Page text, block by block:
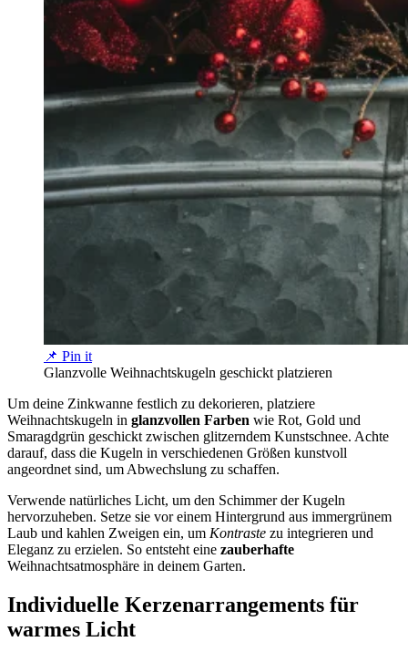
📌 Pin it
Glanzvolle Weihnachtskugeln geschickt platzieren
Um deine Zinkwanne festlich zu dekorieren, platziere
Weihnachtskugeln in glanzvollen Farben wie Rot, Gold und
Smaragdgrün geschickt zwischen glitzerndem Kunstschnee. Achte
darauf, dass die Kugeln in verschiedenen Größen kunstvoll
angeordnet sind, um Abwechslung zu schaffen.
Verwende natürliches Licht, um den Schimmer der Kugeln
hervorzuheben. Setze sie vor einem Hintergrund aus immergrünem
Laub und kahlen Zweigen ein, um Kontraste zu integrieren und
Eleganz zu erzielen. So entsteht eine zauberhafte
Weihnachtsatmosphäre in deinem Garten.
Individuelle Kerzenarrangements für
warmes Licht